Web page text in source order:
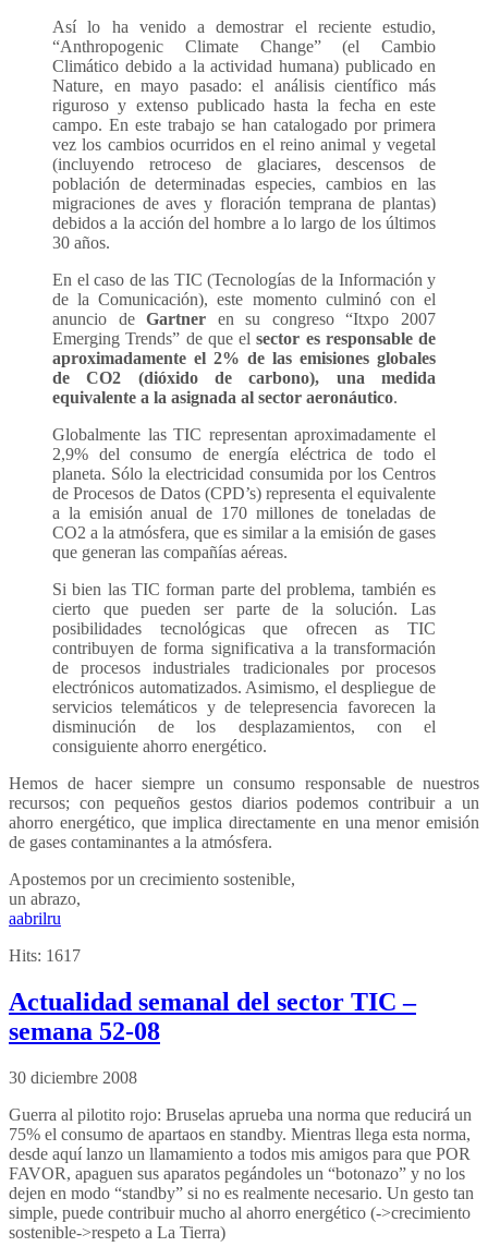
Así lo ha venido a demostrar el reciente estudio,
“Anthropogenic Climate Change” (el Cambio
Climático debido a la actividad humana) publicado en
Nature, en mayo pasado: el análisis científico más
riguroso y extenso publicado hasta la fecha en este
campo. En este trabajo se han catalogado por primera
vez los cambios ocurridos en el reino animal y vegetal
(incluyendo retroceso de glaciares, descensos de
población de determinadas especies, cambios en las
migraciones de aves y floración temprana de plantas)
debidos a la acción del hombre a lo largo de los últimos
30 años.
En el caso de las TIC (Tecnologías de la Información y
de la Comunicación), este momento culminó con el
anuncio deGartner en su congreso “Itxpo 2007
Emerging Trends” de que elsector es responsable de
aproximadamente el 2% de las emisiones globales
de CO2 (dióxido de carbono), una medida
equivalente a la asignada al sector aeronáutico.
Globalmente las TIC representan aproximadamente el
2,9% del consumo de energía eléctrica de todo el
planeta. Sólo la electricidad consumida por los Centros
de Procesos de Datos (CPD’s) representa el equivalente
a la emisión anual de 170 millones de toneladas de
CO2 a la atmósfera, que es similar a la emisión de gases
que generan las compañías aéreas.
Si bien las TIC forman parte del problema, también es
cierto que pueden ser parte de la solución. Las
posibilidades tecnológicas que ofrecen as TIC
contribuyen de forma significativa a la transformación
de procesos industriales tradicionales por procesos
electrónicos automatizados. Asimismo, el despliegue de
servicios telemáticos y de telepresencia favorecen la
disminución de los desplazamientos, con el
consiguiente ahorro energético.
Hemos de hacer siempre un consumo responsable de nuestros
recursos; con pequeños gestos diarios podemos contribuir a un
ahorro energético, que implica directamente en una menor emisión
de gases contaminantes a la atmósfera.
Apostemos por un crecimiento sostenible,
un abrazo,
aabrilru
Hits: 1617
Actualidad semanal del sector TIC –
semana 52-08
30 diciembre 2008
Guerra al pilotito rojo: Bruselas aprueba una norma que reducirá un
75% el consumo de apartaos en standby. Mientras llega esta norma,
desde aquí lanzo un llamamiento a todos mis amigos para que POR
FAVOR, apaguen sus aparatos pegándoles un “botonazo” y no los
dejen en modo “standby” si no es realmente necesario. Un gesto tan
simple, puede contribuir mucho al ahorro energético (->crecimiento
sostenible->respeto a La Tierra)